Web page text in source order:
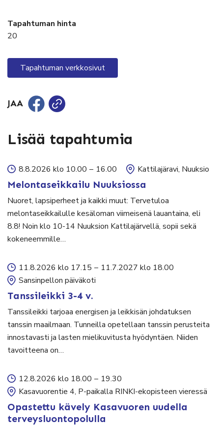
Tapahtuman hinta
20
Tapahtuman verkkosivut
JAA
Lisää tapahtumia
8.8.2026 klo 10.00 – 16.00 Kattilajäravi, Nuuksio
Melontaseikkailu Nuuksiossa
Nuoret, lapsiperheet ja kaikki muut: Tervetuloa
melontaseikkailulle kesäloman viimeisenä lauantaina, eli
8.8! Noin klo 10-14 Nuuksion Kattilajärvellä, sopii sekä
kokeneemmille…
11.8.2026 klo 17.15 – 11.7.2027 klo 18.00
Sansinpellon päiväkoti
Tanssileikki 3-4 v.
Tanssileikki tarjoaa energisen ja leikkisän johdatuksen
tanssin maailmaan. Tunneilla opetellaan tanssin perusteita
innostavasti ja lasten mielikuvitusta hyödyntäen. Niiden
tavoitteena on…
12.8.2026 klo 18.00 – 19.30
Kasavuorentie 4, P-paikalla RINKI-ekopisteen vieressä
Opastettu kävely Kasavuoren uudella
terveysluontopolulla